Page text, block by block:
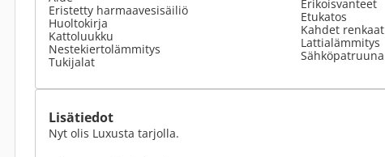
Eristetty harmaavesisäiliö
Huoltokirja
Kattoluukku
Nestekiertolämmitys
Tukijalat
Erikoisvanteet
Etukatos
Kahdet renkaat
Lattialämmitys
Sähköpatruuna
Lisätiedot
Nyt olis Luxusta tarjolla.